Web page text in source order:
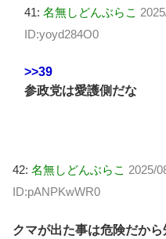
41: 名無しどんぶらこ
ID:yoyd284O0
>>39
参政党は愛護側だな
42: 名無しどんぶらこ 2025/
ID:pANPKwWR0
クマが出た事は危険だか